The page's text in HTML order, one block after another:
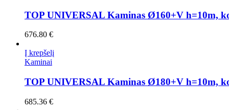
TOP UNIVERSAL Kaminas Ø160+V h=10m,
676.80 €
Į krepšelį
Kaminai
TOP UNIVERSAL Kaminas Ø180+V h=10m,
685.36 €